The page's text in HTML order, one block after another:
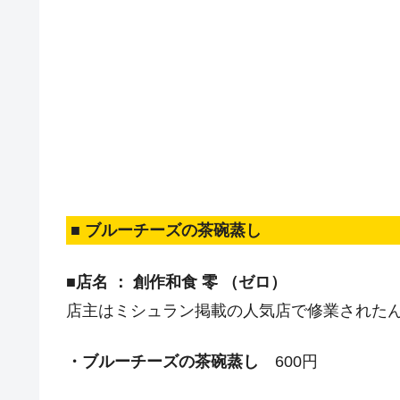
■ ブルーチーズの茶碗蒸し
■店名 ： 創作和食 零 （ゼロ）
店主はミシュラン掲載の人気店で修業された
・ブルーチーズの茶碗蒸し 600円